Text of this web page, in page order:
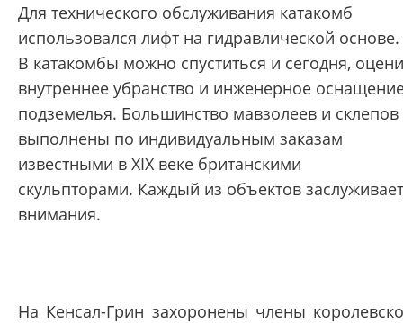
Для технического обслуживания катакомб
использовался лифт на гидравлической основе.
В катакомбы можно спуститься и сегодня,
внутреннее убранство и инженерное
подземелья. Большинство мавзолеев и склепов
выполнены по индивидуальным заказам
известными в XIX веке британскими
скульпторами. Каждый из объектов заслуживает
внимания.
На Кенсал-Грин захоронены члены